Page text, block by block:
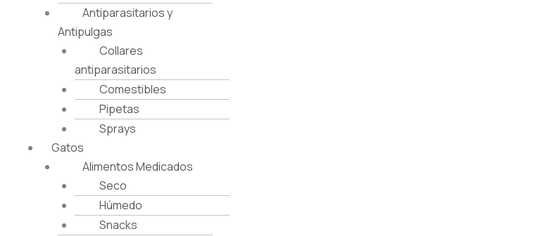
Antiparasitarios y
Antipulgas
Collares
antiparasitarios
Comestibles
Pipetas
Sprays
Gatos
Alimentos Medicados
Seco
Húmedo
Snacks